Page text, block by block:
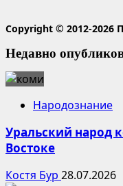
Copyright © 2012-2026
Недавно
Народознание
Уральский народ
Востоке
Костя Бур 28.07.2026